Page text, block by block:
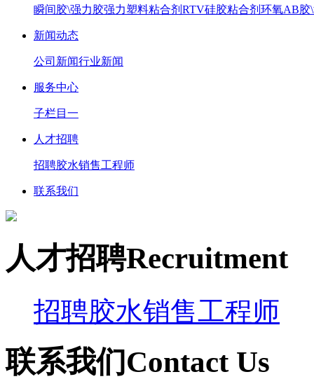
瞬间胶\强力胶强力塑料粘合剂 RTV硅胶粘合剂 环氧AB胶
新闻动态
公司新闻行业新闻
服务中心
子栏目一
人才招聘
招聘胶水销售工程师
联系我们
人才招聘Recruitment
招聘胶水销售工程师
联系我们Contact Us